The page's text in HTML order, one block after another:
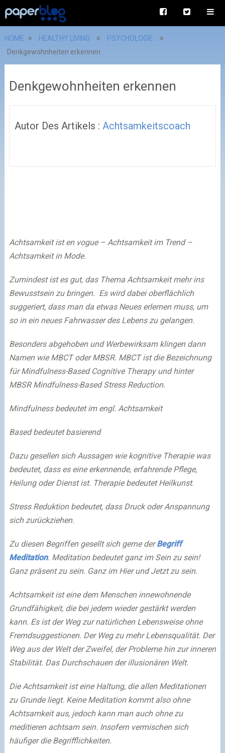
HOME HEALTHY LIVING
PSYCHOLOGIE
Denkgewohnheiten erkennen
Denkgewohnheiten erkennen
Autor Des Artikels : Achtsamkeitscoach
Achtsamkeit ist en vogue – Achtsamkeit im Trend –
Achtsamkeit in Mode.
Zumindest ist es gut, das Thema Achtsamkeit mehr ins
Bewusstsein zu bringen. Es wird dabei oberflächlich
suggeriert, dass man da etwas Neues erlernen muss, um
so in ein neues Fahrwasser des Lebens zu gelangen.
Besonders abgehoben und Werbewirksam klingen dann
Namen wie MBCT oder MBSR. MBCT ist die Bezeichnung
für Mindfulness-Based Cognitive Therapy und hinter
MBSR Mindfulness-Based Stress Reduction.
Mindfulness bedeutet im engl. Achtsamkeit
Based bedeutet basierend
Dazu gesellen sich Aussagen wie kognitive Therapie was
bedeutet, dass es eine erkennende, erfahrende Pflege,
Heilung oder Dienst ist. Therapie bedeutet Heilkunst.
Stress Reduktion bedeutet, dass Druck oder Anspannung
sich zurückziehen.
Zu diesen Begriffen gesellt sich gerne derBegriff
Meditation. Meditation bedeutet ganz im Sein zu sein!
Ganz präsent zu sein. Ganz im Hier und Jetzt zu sein.
Achtsamkeit ist eine dem Menschen innewohnende
Grundfähigkeit, die bei jedem wieder gestärkt werden
kann. Es ist der Weg zur natürlichen Lebensweise ohne
Fremdsuggestionen. Der Weg zu mehr Lebensqualität. Der
Weg aus der Welt der Zweifel, der Probleme hin zur inneren
Stabilität. Das Durchschauen der illusionären Welt.
Die Achtsamkeit ist eine Haltung, die allen Meditationen
zu Grunde liegt. Keine Meditation kommt also ohne
Achtsamkeit aus, jedoch kann man auch ohne zu
meditieren achtsam sein. Insofern vermischen sich
häufiger die Begrifflichkeiten.